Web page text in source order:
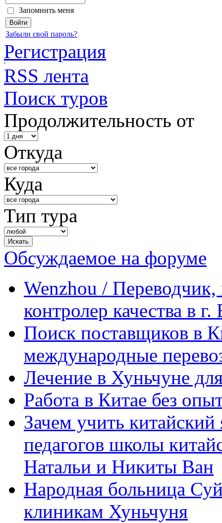
Запомнить меня
Забыли свой пароль?
Регистрация
RSS лента
Поиск туров
Продолжительность от
Откуда
Куда
Тип тура
Обсуждаемое на форуме
Wenzhou / Переводчик,
контролер качества в
Поиск поставщиков в
международные
Лечение в Хуньчуне
Работа в Китае без
Зачем учить
педагогов школы
Натальи и Никиты Ван
Народная больница
клиникам Хуньчуня